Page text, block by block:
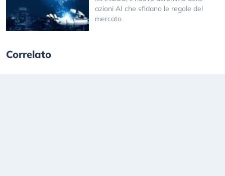
azioni AI che sfidano le regole del
mercato
Correlato